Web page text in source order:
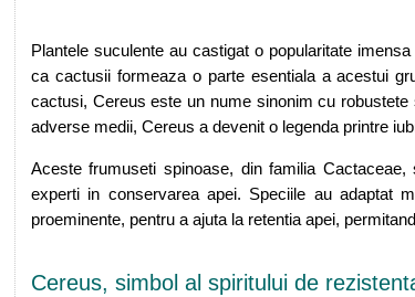
Plantele suculente au castigat o popularitate
ca cactusii formeaza o parte esentiala a acestui
cactusi, Cereus este un nume sinonim cu
adverse medii, Cereus a devenit o legenda printre
Aceste frumuseti spinoase, din familia
experti in conservarea apei. Speciile au adaptat
proeminente, pentru a ajuta la retentia apei,
Cereus, simbol al spiritului de